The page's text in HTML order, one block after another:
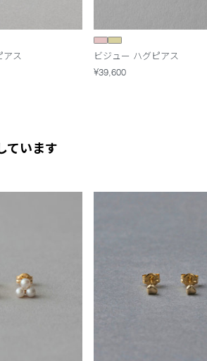
アス
ビジュー ハグピアス
¥39,600
ています